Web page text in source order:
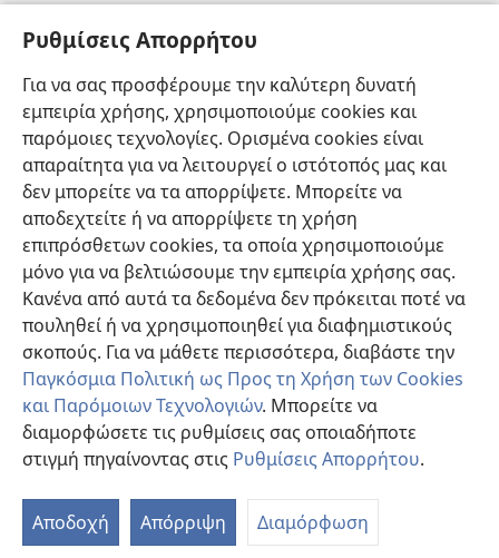
Ρυθμίσεις Απορρήτου
Για να σας προσφέρουμε την καλύτερη δυνατή
εμπειρία χρήσης, χρησιμοποιούμε cookies και
παρόμοιες τεχνολογίες. Ορισμένα cookies είναι
απαραίτητα για να λειτουργεί ο ιστότοπός μας και
δεν μπορείτε να τα απορρίψετε. Μπορείτε να
αποδεχτείτε ή να απορρίψετε τη χρήση
επιπρόσθετων cookies, τα οποία χρησιμοποιούμε
μόνο για να βελτιώσουμε την εμπειρία χρήσης σας.
Κανένα από αυτά τα δεδομένα δεν πρόκειται ποτέ να
πουληθεί ή να χρησιμοποιηθεί για διαφημιστικούς
σκοπούς. Για να μάθετε περισσότερα, διαβάστε την
Παγκόσμια Πολιτική ως Προς τη Χρήση των Cookies
και Παρόμοιων Τεχνολογιών. Μπορείτε να
διαμορφώσετε τις ρυθμίσεις σας οποιαδήποτε
στιγμή πηγαίνοντας στις Ρυθμίσεις Απορρήτου.
Αποδοχή Απόρριψη Διαμόρφωση
Πληροφορίες για Επίσημους Φορείς και ΜΜΕ
Συνεισφορές
(ανοίγει
παράθυρο)ΔΙΑΔΙΚΤΥΑΚΗ ΒΙΒΛΙΟΘΗΚΗ της Σκοπιάς™
(ανοίγει
νέο
παράθυρο)
JW Hub
(ανοίγει
νέο
παράθυρο)JW Library®
Βιβλιοθήκη της Σκοπιάς
Copyright © 2026 Watch Tower Bible and Tract Society of Pennsylvania.
ΟΡΟΙ ΧΡΗΣΗΣ |ΠΟΛΙΤΙΚΗ ΑΠΟΡΡΗΤΟΥ |ΡΥΘΜΙΣΕΙΣ ΑΠΟΡΡΗΤΟΥ